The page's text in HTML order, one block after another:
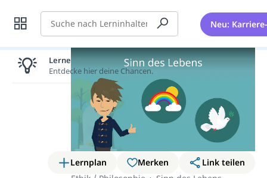
Suche Neu:
Lernplan Merken
Link teilen
Lernen lohnt sich!
Entdecke hier deine Chancen.